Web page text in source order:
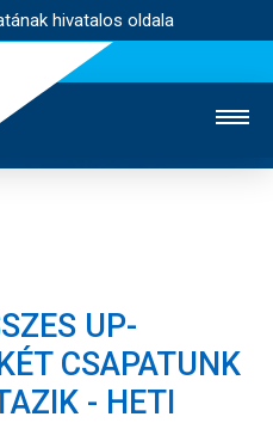
hivatalos oldala
WEBSHOP
STADION
KAPCSOLAT
UP-
CSAPATUNK
- HETI